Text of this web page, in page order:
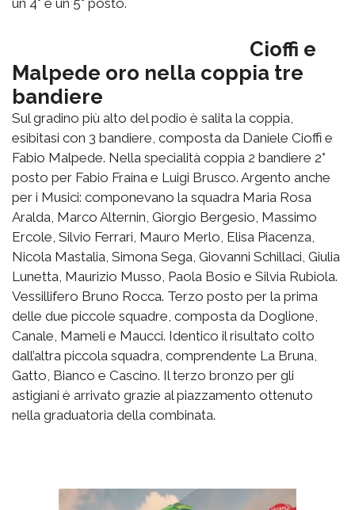
Cioffi e
Malpede oro nella coppia tre
bandiere
Sul gradino più alto del podio è salita la coppia,
esibitasi con 3 bandiere, composta da Daniele Cioffi e
Fabio Malpede. Nella specialità coppia 2 bandiere 2°
posto per Fabio Fraina e Luigi Brusco. Argento anche
per i Musici: componevano la squadra Maria Rosa
Aralda, Marco Alternin, Giorgio Bergesio, Massimo
Ercole, Silvio Ferrari, Mauro Merlo, Elisa Piacenza,
Nicola Mastalia, Simona Sega, Giovanni Schillaci, Giulia
Lunetta, Maurizio Musso, Paola Bosio e Silvia Rubiola.
Vessillifero Bruno Rocca. Terzo posto per la prima
delle due piccole squadre, composta da Doglione,
Canale, Mameli e Maucci. Identico il risultato colto
dall’altra piccola squadra, comprendente La Bruna,
Gatto, Bianco e Cascino. Il terzo bronzo per gli
astigiani è arrivato grazie al piazzamento ottenuto
nella graduatoria della combinata.